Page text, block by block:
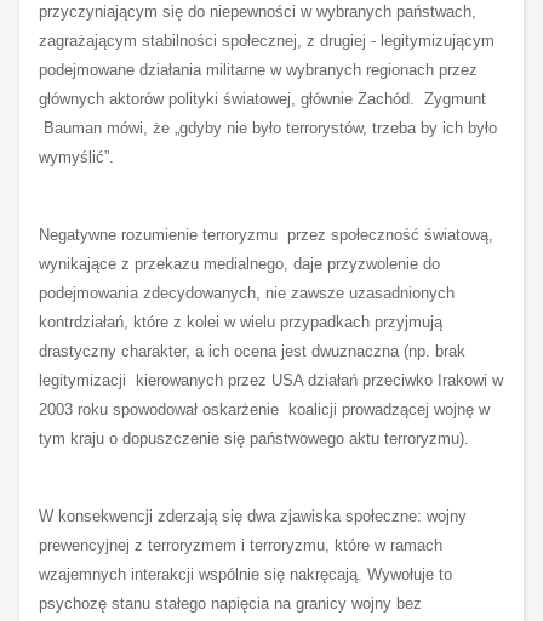
przyczyniającym się do niepewności w wybranych państwach,
zagrażającym stabilności społecznej, z drugiej - legitymizującym
podejmowane działania militarne w wybranych regionach przez
głównych aktorów polityki światowej, głównie Zachód. Zygmunt
Bauman mówi, że „gdyby nie było terrorystów, trzeba by ich było
wymyślić”.
Negatywne rozumienie terroryzmu przez społeczność światową,
wynikające z przekazu medialnego, daje przyzwolenie do
podejmowania zdecydowanych, nie zawsze uzasadnionych
kontrdziałań, które z kolei w wielu przypadkach przyjmują
drastyczny charakter, a ich ocena jest dwuznaczna (np. brak
legitymizacji kierowanych przez USA działań przeciwko Irakowi w
2003 roku spowodował oskarżenie koalicji prowadzącej wojnę w
tym kraju o dopuszczenie się państwowego aktu terroryzmu).
W konsekwencji zderzają się dwa zjawiska społeczne: wojny
prewencyjnej z terroryzmem i terroryzmu, które w ramach
wzajemnych interakcji wspólnie się nakręcają. Wywołuje to
psychozę stanu stałego napięcia na granicy wojny bez